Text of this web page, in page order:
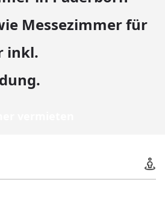
Messezimmer für
inkl.